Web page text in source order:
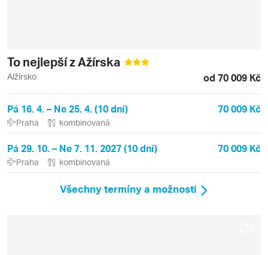
To nejlepší z Ažírska
Alžírsko od 70 009 Kč
Pá 16. 4. – Ne 25. 4. (10 dní) 70 009 Kč
Praha kombinovaná
Pá 29. 10. – Ne 7. 11. 2027 (10 dní) 70 009 Kč
Praha kombinovaná
Všechny termíny a možnosti